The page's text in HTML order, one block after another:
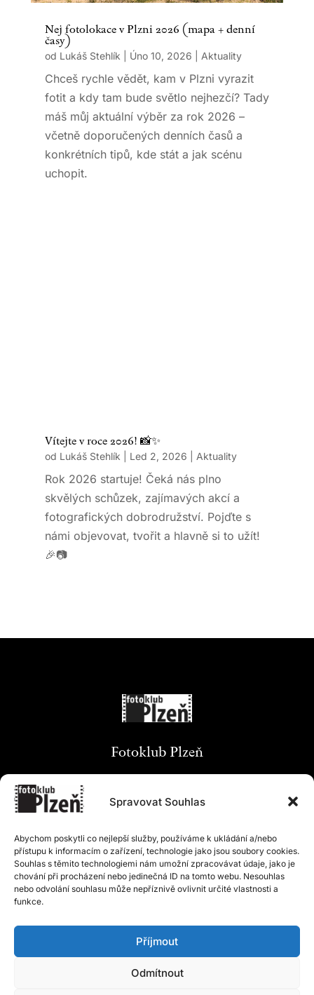
Spravovat Souhlas
Abychom poskytli co nejlepší služby, používáme k ukládání a/nebo
přístupu k informacím o zařízení, technologie jako jsou soubory cookies.
Souhlas s těmito technologiemi nám umožní zpracovávat údaje, jako je
chování při procházení nebo jedinečná ID na tomto webu. Nesouhlas
nebo odvolání souhlasu může nepříznivě ovlivnit určité vlastnosti a
funkce.
Příjmout
Odmítnout
Nej fotolokace v Plzni 2026 (mapa + denní
časy)
od Lukáš Stehlík Úno 10, 2026 Aktuality
Chceš rychle vědět, kam v Plzni vyrazit
fotit a kdy tam bude světlo nejhezčí? Tady
máš můj aktuální výběr za rok 2026 –
včetně doporučených denních časů a
konkrétních tipů, kde stát a jak scénu
uchopit.
Vítejte v roce 2026! 📸✨
odLukáš Stehlík|Led 2, 2026|Aktuality
Rok 2026 startuje! Čeká nás plno
skvělých schůzek, zajímavých akcí a
fotografických dobrodružství. Pojďte s
Pravidelné schůzky, společné akce, výstavy a
vlastní ateliér Orlík.